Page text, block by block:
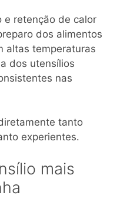
e retenção de calor
dos alimentos
altas temperaturas
dos utensílios
nas
tanto
experientes.
mais